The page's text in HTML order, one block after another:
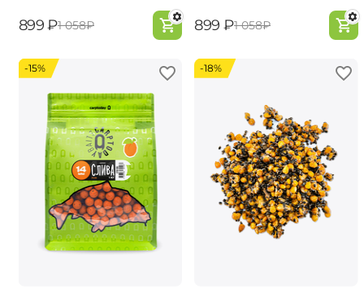
‍899‍ ₽‍1 058‍₽ ‍899‍ ₽‍1 058‍₽
-15% -18%